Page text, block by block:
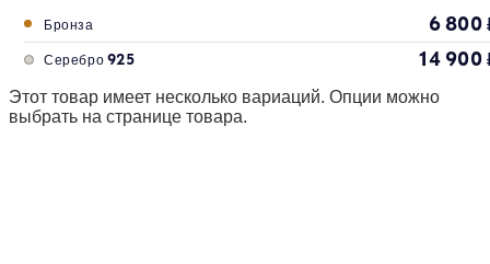
Бронза 6 800
Серебро 925 14 900
Этот товар имеет несколько вариаций. Опции можно
выбрать на странице товара.